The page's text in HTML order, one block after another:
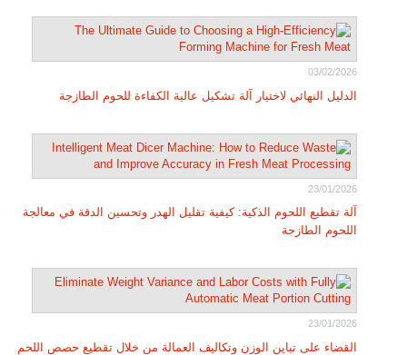
03/02/2026
الدليل النهائي لاختيار آلة تشكيل عالية الكفاءة للحوم الطازجة
23/01/2026
آلة تقطيع اللحوم الذكية: كيفية تقليل الهدر وتحسين الدقة في معالجة
اللحوم الطازجة
23/01/2026
القضاء على تباين الوزن وتكاليف العمالة من خلال تقطيع حصص اللحم